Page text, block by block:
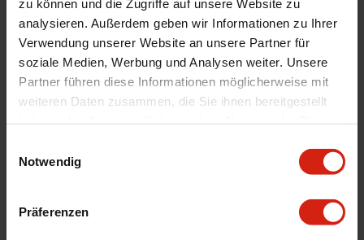
zu können und die Zugriffe auf unsere Website zu
analysieren. Außerdem geben wir Informationen zu Ihrer
Verwendung unserer Website an unsere Partner für
soziale Medien, Werbung und Analysen weiter. Unsere
Partner führen diese Informationen möglicherweise mit
weiteren Daten zusammen, die Sie ihnen bereitgestellt
Notwendig
Präferenzen
Herstellercodes
MMCLAMP-4T, MMCLAMP-25T,
MMCLAMP-275T, MMCLAMP-3T,
MMCLAMP-325T, MMCLAMP-35T,